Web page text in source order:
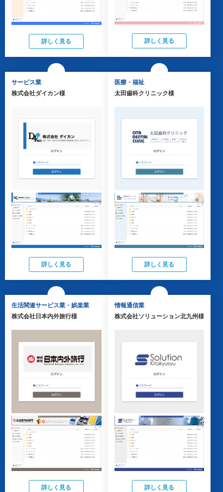
詳しく見る 詳しく見る
サービス業
株式会社ダイカン様
詳しく見る
医療・福祉
太田歯科クリニック様
詳しく見る
生活関連サービス業・娯楽業
株式会社日本内外旅行様
詳しく見る
情報通信業
株式会社ソリューション北九州様
詳しく見る